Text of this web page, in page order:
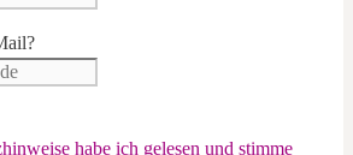
habe ich gelesen und stimme